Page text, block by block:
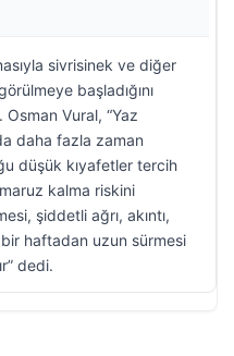
sivrisinek ve diğer
başladığını
Vural, “Yaz
daha fazla zaman
düşük kıyafetler tercih
kalma riskini
şiddetli ağrı, akıntı,
haftadan uzun sürmesi
dedi.